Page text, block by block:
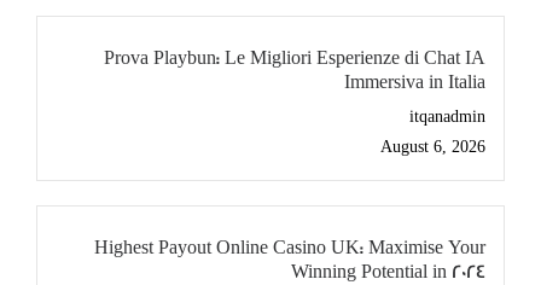
Prova Playbun: Le Migliori Esperienze di Chat IA
Immersiva in Italia
itqanadmin
August 6, 2026
Highest Payout Online Casino UK: Maximise Your
Winning Potential in 2024